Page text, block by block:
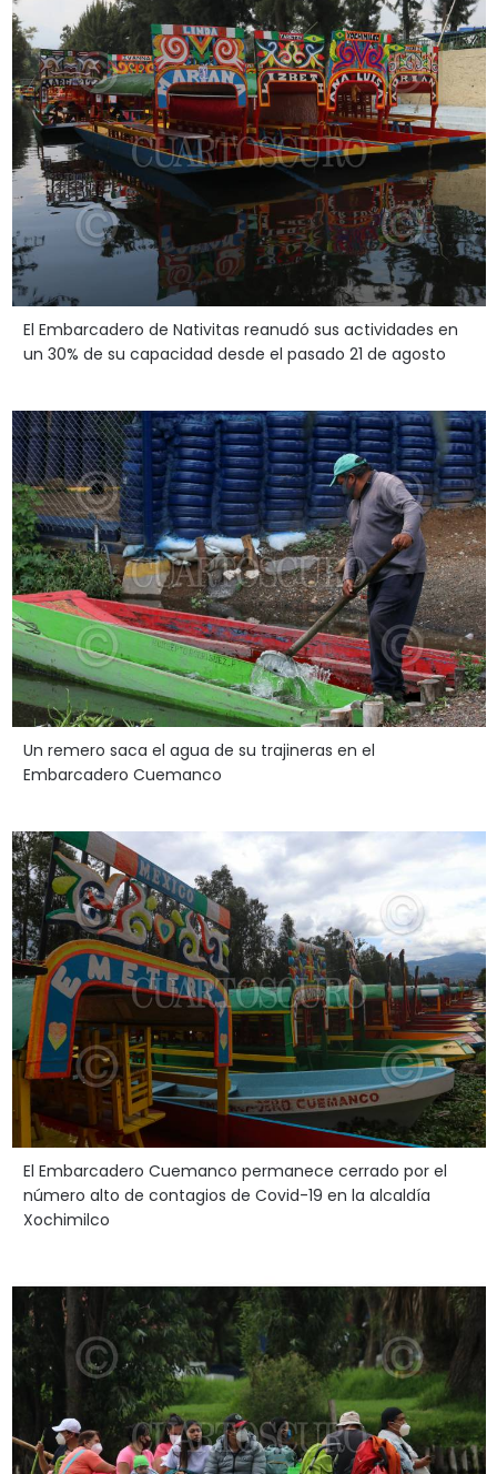
El Embarcadero de Nativitas reanudó sus actividades en
un 30% de su capacidad desde el pasado 21 de agosto
Un remero saca el agua de su trajineras en el
Embarcadero Cuemanco
El Embarcadero Cuemanco permanece cerrado por el
número alto de contagios de Covid-19 en la alcaldía
Xochimilco